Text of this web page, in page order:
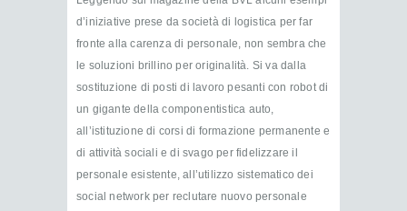
d’iniziative prese da società di logistica per far
fronte alla carenza di personale, non sembra che
le soluzioni brillino per originalità. Si va dalla
sostituzione di posti di lavoro pesanti con robot di
un gigante della componentistica auto,
all’istituzione di corsi di formazione permanente e
di attività sociali e di svago per fidelizzare il
personale esistente, all’utilizzo sistematico dei
social network per reclutare nuovo personale